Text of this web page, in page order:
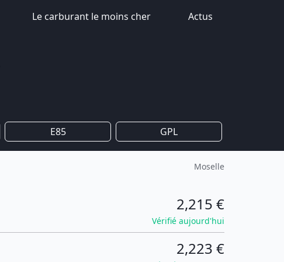
Le carburant le moins cher Actus
E85 GPL
Moselle
2,215 €
Vérifié aujourd'hui
2,223 €